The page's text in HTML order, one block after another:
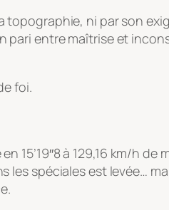
topographie, ni par son
entre maîtrise et
foi.
15’19″8 à 129,16 km/h
les spéciales est levée…